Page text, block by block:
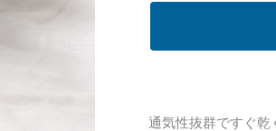
通気性抜群ですぐ乾